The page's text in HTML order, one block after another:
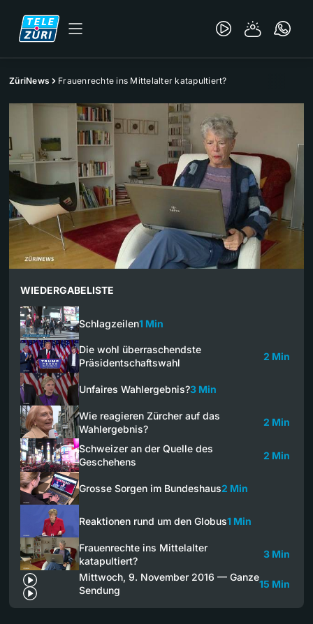
ZüriNews Frauenrechte ins Mittelalter katapultiert?
WIEDERGABELISTE
Schlagzeilen1 Min
Die wohl überraschendste
Präsidentschaftswahl
2 Min
Unfaires Wahlergebnis?3 Min
Wie reagieren Zürcher auf das
Wahlergebnis?
2 Min
Schweizer an der Quelle des
Geschehens
2 Min
Grosse Sorgen im Bundeshaus2 Min
Reaktionen rund um den Globus1 Min
Frauenrechte ins Mittelalter
katapultiert?
3 Min
Mittwoch, 9. November 2016 — Ganze
Sendung
15 Min